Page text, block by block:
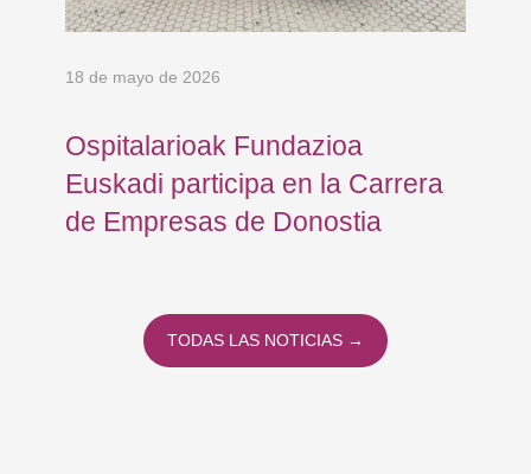
18 de mayo de 2026
Ospitalarioak Fundazioa
Euskadi participa en la Carrera
de Empresas de Donostia
TODAS LAS NOTICIAS →